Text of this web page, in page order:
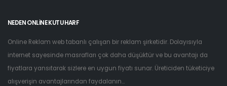
NEDEN ONLINE KUTU HARF
Online Reklam web tabanlı çalışan bir reklam şirketidir. Dolayısıyla
internet sayesinde masrafları çok daha düşüktür ve bu avantajı da
fiyatlara yansıtarak sizlere en uygun fiyatı sunar. Üreticiden tüketiciye
alışverişin avantajlarından faydalanın...